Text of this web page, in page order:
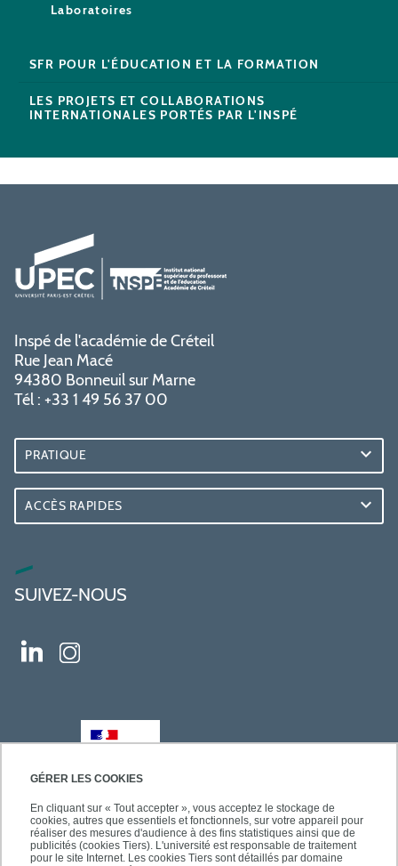
GÉRER LES COOKIES
En cliquant sur « Tout accepter », vous acceptez le stockage de
cookies, autres que essentiels et fonctionnels, sur votre appareil pour
réaliser des mesures d'audience à des fins statistiques ainsi que de
publicités (cookies Tiers). L'université est responsable de traitement
pour le site Internet. Les cookies Tiers sont détaillés par domaine
Laboratoires
SFR POUR L'ÉDUCATION ET LA FORMATION
LES PROJETS ET COLLABORATIONS
INTERNATIONALES PORTÉS PAR L'INSPÉ
Inspé de l'académie de Créteil
Rue Jean Macé
94380 Bonneuil sur Marne
Tél : +33 1 49 56 37 00
PRATIQUE
ACCÈS RAPIDES
SUIVEZ-NOUS